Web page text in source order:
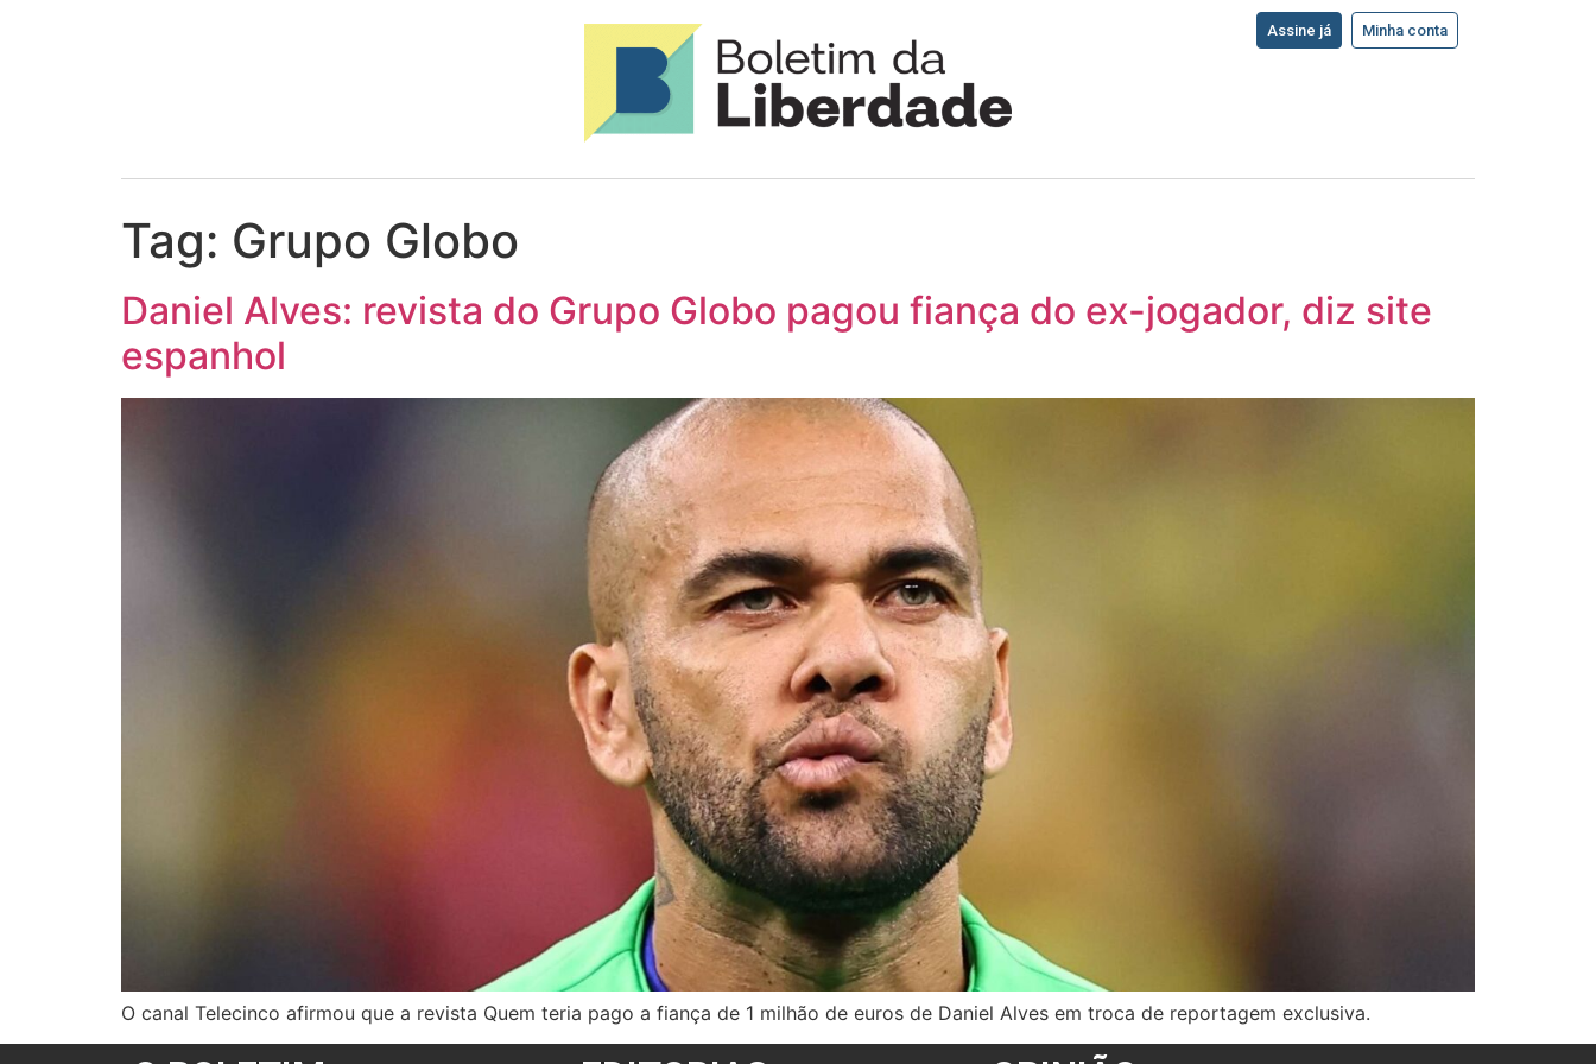
Assine já Minha conta
Tag: Grupo Globo
Daniel Alves: revista do Grupo Globo pagou fiança do ex-jogador, diz site
espanhol
O canal Telecinco afirmou que a revista Quem teria pago a fiança de 1 milhão de euros de Daniel Alves em troca de reportagem exclusiva.